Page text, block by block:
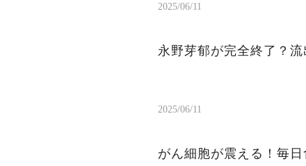
2025/06/11
永野芽郁が完全終了？
2025/06/11
がん細胞が震える！毎